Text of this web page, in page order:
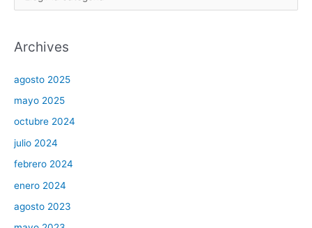
Archives
agosto 2025
mayo 2025
octubre 2024
julio 2024
febrero 2024
enero 2024
agosto 2023